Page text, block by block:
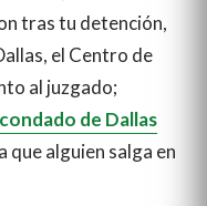
tras tu detención,
el Centro de
al juzgado;
de Dallas
que alguien salga en